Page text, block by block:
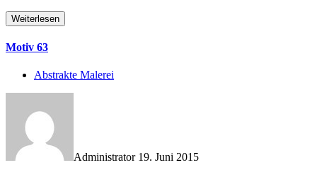
Weiterlesen
Motiv 63
Abstrakte Malerei
Administrator 19. Juni 2015